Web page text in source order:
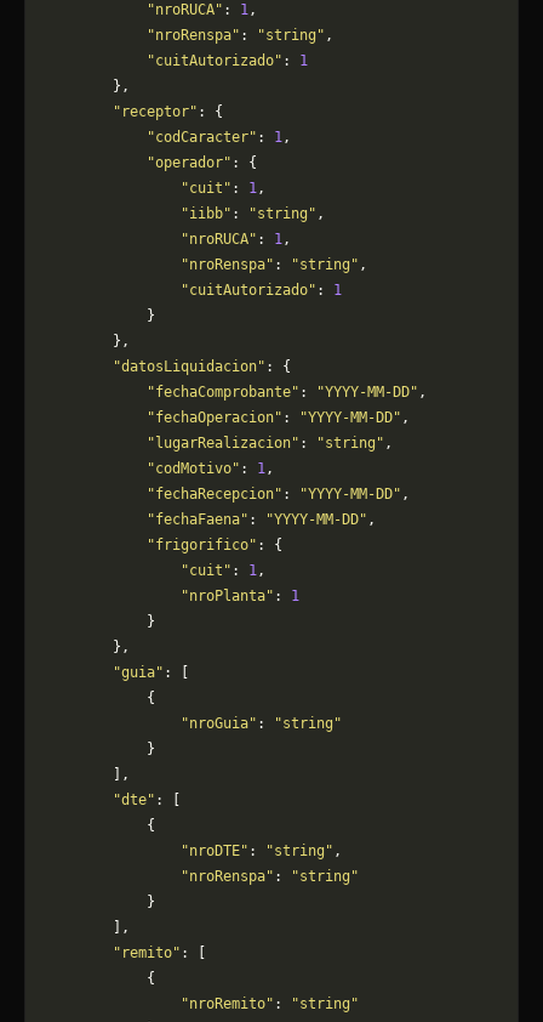
            "nroRUCA"
: 1,
            "nroRenspa"
: "string" ,
            "cuitAutorizado"
: 1
        },
        "receptor"
: {
            "codCaracter"
: 1,
            "operador"
: {
                "cuit"
: 1,
                "iibb"
: "string" ,
                "nroRUCA"
: 1,
                "nroRenspa"
: "string" ,
                "cuitAutorizado"
: 1
            }
        },
        "datosLiquidacion"
: {
            "fechaComprobante"
: "YYYY-MM-DD" ,
            "fechaOperacion"
: "YYYY-MM-DD" ,
            "lugarRealizacion"
: "string" ,
            "codMotivo"
: 1,
            "fechaRecepcion"
: "YYYY-MM-DD" ,
            "fechaFaena"
: "YYYY-MM-DD" ,
            "frigorifico"
: {
                "cuit"
: 1,
                "nroPlanta"
: 1
            }
        },
        "guia"
: [
            {
                "nroGuia"
:
"string"
            }
        ],
        "dte"
: [
            {
                "nroDTE"
: "string" ,
                "nroRenspa"
:
"string"
            }
        ],
        "remito"
: [
            {
                "nroRemito"
:
"string"